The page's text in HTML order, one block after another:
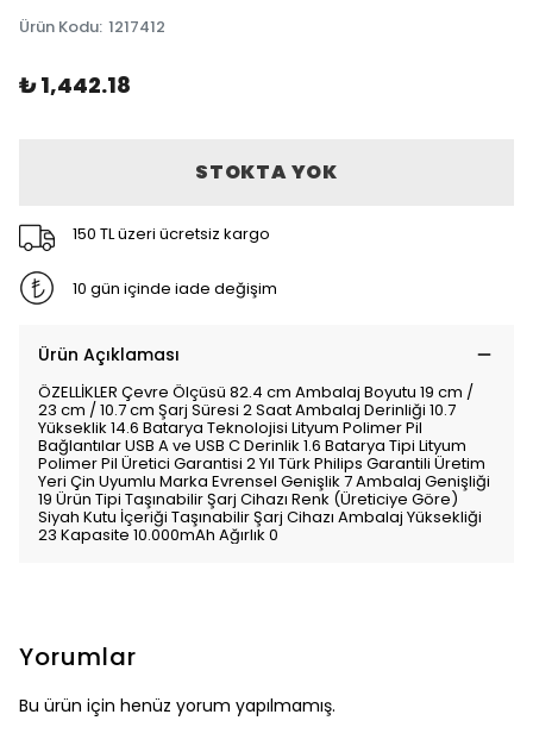
Ürün Kodu: 1217412
₺ 1,442.18
STOKTA YOK
150 TL üzeri ücretsiz kargo
10 gün içinde iade değişim
Ürün Açıklaması
ÖZELLİKLER Çevre Ölçüsü 82.4 cm Ambalaj Boyutu 19 cm /
23 cm / 10.7 cm Şarj Süresi 2 Saat Ambalaj Derinliği 10.7
Yükseklik 14.6 Batarya Teknolojisi Lityum Polimer Pil
Bağlantılar USB A ve USB C Derinlik 1.6 Batarya Tipi Lityum
Polimer Pil Üretici Garantisi 2 Yıl Türk Philips Garantili Üretim
Yeri Çin Uyumlu Marka Evrensel Genişlik 7 Ambalaj Genişliği
19 Ürün Tipi Taşınabilir Şarj Cihazı Renk (Üreticiye Göre)
Siyah Kutu İçeriği Taşınabilir Şarj Cihazı Ambalaj Yüksekliği
23 Kapasite 10.000mAh Ağırlık 0
Yorumlar
Bu ürün için henüz yorum yapılmamış.